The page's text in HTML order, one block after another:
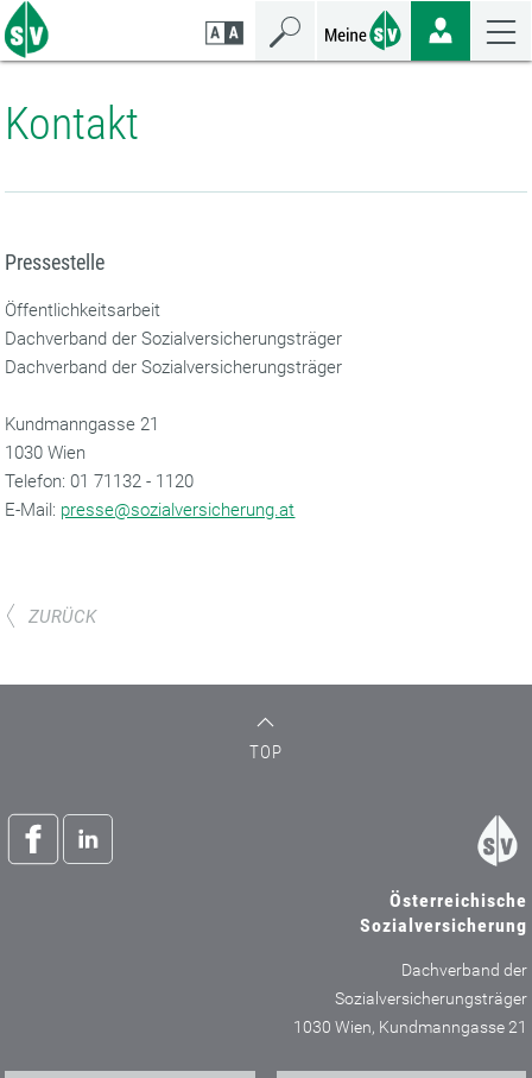
Zum
Seiteninhalt
springen
Zur
Navigation
springen
Zur
Mobilen
Navigation
springen
Kontakt
Pressestelle
Öffentlichkeitsarbeit
Dachverband der Sozialversicherungsträger
Dachverband der Sozialversicherungsträger
Kundmanngasse 21
1030 Wien
‌Telefon: 01 71132 - 1120
‌E-Mail: presse@sozialversicherung.at
ZURÜCK
TOP
Österreichische
Sozialversicherung
Dachverband der
Sozialversicherungsträger
1030 Wien, Kundmanngasse 21